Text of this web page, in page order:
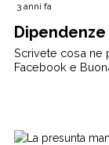
3 anni fa
Scrivete cosa ne
Facebook e